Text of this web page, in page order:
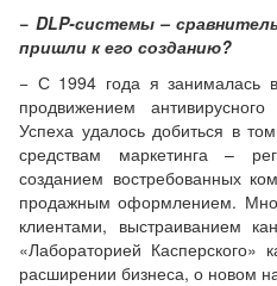
− DLP-системы –
пришли к его созданию?
− С 1994 года я занималась в
продвижением
Успеха удалось добиться в
средствам маркетинга –
созданием востребованных
продажным оформлением.
клиентами, выстраиванием
«Лабораторией Касперского»
расширении бизнеса, о новом